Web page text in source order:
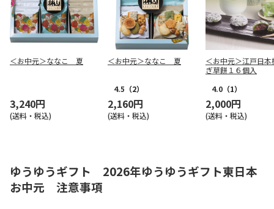
＜お中元＞ななこ 夏
3,240円
(送料・税込)
＜お中元＞ななこ 夏
4.5 （2）
2,160円
(送料・税込)
＜お中元＞江戸日本
ぎ草餅１６個入
4.0 （1）
2,000円
(送料・税込)
ゆうゆうギフト 2026年ゆうゆうギフト東日本
お中元 注意事項